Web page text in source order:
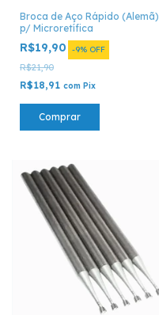
Broca de Aço Rápido (Alemã)
p/ Microretífica
R$19,90 -9% OFF
R$21,90
R$18,91 com Pix
Comprar